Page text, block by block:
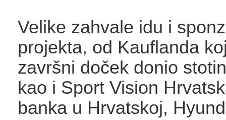
Velike zahvale idu i
projekta, od Kauflanda
završni doček donio
kao i Sport Vision
banka u Hrvatskoj,